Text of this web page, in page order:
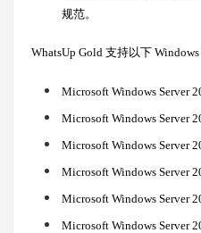
规范。
WhatsUp Gold 支持以下
Microsoft Windows Server
Microsoft Windows Server
Microsoft Windows Server
Microsoft Windows Server
Microsoft Windows Server
Microsoft Windows Server